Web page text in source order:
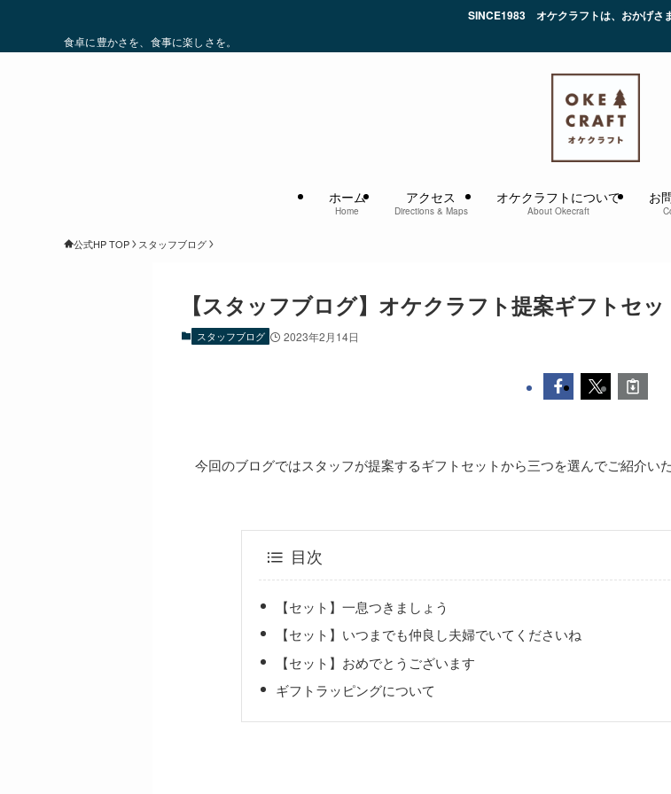
SINCE1983 オケクラフトは、おかげさまで42周年。
食卓に豊かさを、食事に楽しさを。
ホーム
Home
アクセス
Directions & Maps
オケクラフトについて
About Okecraft
お
公式HP TOP スタッフブログ
【スタッフブログ】オケクラフト提案ギフトセ
スタッフブログ 2023年2月14日
今回のブログではスタッフが提案するギフトセットから三つを選んでご紹介いた
目次
【セット】一息つきましょう
【セット】いつまでも仲良し夫婦でいてくださいね
【セット】おめでとうございます
ギフトラッピングについて